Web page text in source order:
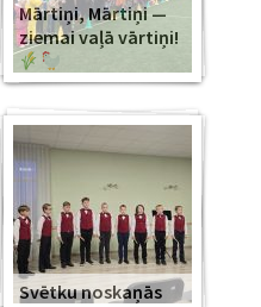
Mārtiņi, Mārtiņi —
ziemai vaļā vārtiņi!
Svētku noskaņās